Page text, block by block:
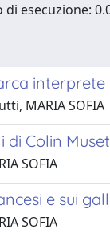
esecuzione:
MARIA SOFIA
di Colin
SOFIA
e sui
SOFIA